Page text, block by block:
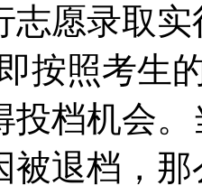
志愿录取
按照考生
投档机会
被退档，